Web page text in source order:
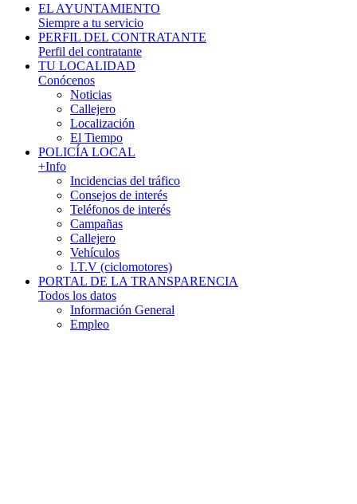
EL AYUNTAMIENTO
Siempre a tu servicio
PERFIL DEL CONTRATANTE
Perfil del contratante
TU LOCALIDAD
Conócenos
Noticias
Callejero
Localización
El Tiempo
POLICÍA LOCAL
+Info
Incidencias del tráfico
Consejos de interés
Teléfonos de interés
Campañas
Callejero
Vehículos
I.T.V (ciclomotores)
PORTAL DE LA TRANSPARENCIA
Todos los datos
Información General
Empleo